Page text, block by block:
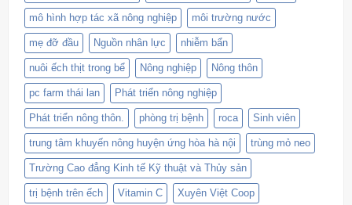
mô hình hợp tác xã nông nghiệp môi trường nước
mẹ đỡ đầu Nguồn nhân lực nhiễm bẩn
nuôi ếch thịt trong bể Nông nghiệp Nông thôn
pc farm thái lan Phát triển nông nghiệp
Phát triển nông thôn. phòng trị bệnh roca Sinh viên
trung tâm khuyến nông huyện ứng hòa hà nội trùng mỏ neo
Trường Cao đẳng Kinh tế Kỹ thuật và Thủy sản
trị bệnh trên ếch Vitamin C Xuyên Việt Coop